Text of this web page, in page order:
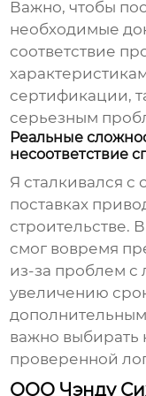
Важно, чтобы
необходимые
соответствие
сертификации,
серьезным
Реальные
несоответствие
Я сталкивался с
поставках
строительстве.
смог вовремя
из-за проблем с
увеличению
важно выбирать
проверенной
ООО Чэнду